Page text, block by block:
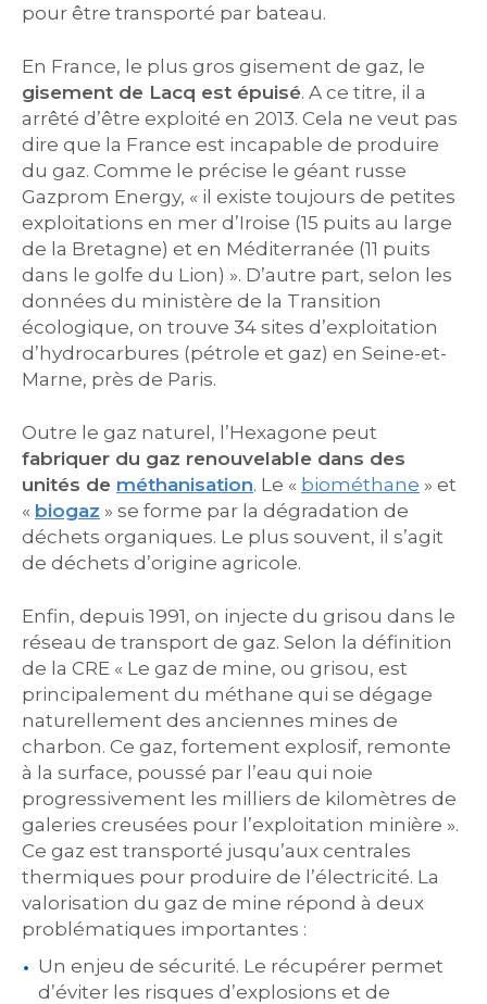
pour être transporté par bateau.
En France, le plus gros gisement de gaz, le
gisement de Lacq est épuisé. A ce titre, il a
arrêté d’être exploité en 2013. Cela ne veut pas
dire que la France est incapable de produire
du gaz. Comme le précise le géant russe
Gazprom Energy, « il existe toujours de petites
exploitations en mer d’Iroise (15 puits au large
de la Bretagne) et en Méditerranée (11 puits
dans le golfe du Lion) ». D’autre part, selon les
données du ministère de la Transition
écologique, on trouve 34 sites d’exploitation
d’hydrocarbures (pétrole et gaz) en Seine-et-
Marne, près de Paris.
Outre le gaz naturel, l’Hexagone peut
fabriquer du gaz renouvelable dans des
unités de méthanisation. Le « biométhane » et
« biogaz » se forme par la dégradation de
déchets organiques. Le plus souvent, il s’agit
de déchets d’origine agricole.
Enfin, depuis 1991, on injecte du grisou dans le
réseau de transport de gaz. Selon la définition
de la CRE « Le gaz de mine, ou grisou, est
principalement du méthane qui se dégage
naturellement des anciennes mines de
charbon. Ce gaz, fortement explosif, remonte
à la surface, poussé par l’eau qui noie
progressivement les milliers de kilomètres de
galeries creusées pour l’exploitation minière ».
Ce gaz est transporté jusqu’aux centrales
thermiques pour produire de l’électricité. La
valorisation du gaz de mine répond à deux
problématiques importantes :
Un enjeu de sécurité. Le récupérer permet
d’éviter les risques d’explosions et de